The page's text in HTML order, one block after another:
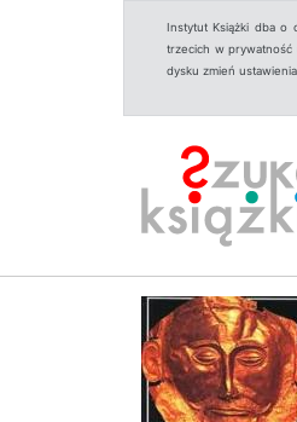
Instytut Książki dba o
trzecich w prywatność
dysku zmień